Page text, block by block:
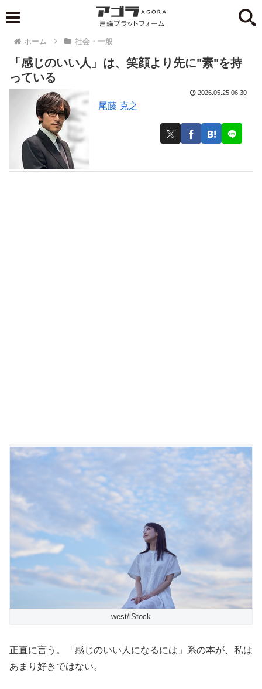
ホーム 社会・一般
「感じのいい人」は、笑顔より先に"素"を持
っている
尾藤 克之
2026.05.25 06:30
west/iStock
正直に言う。「感じのいい人になるには」系の本が、私は
あまり好きではない。